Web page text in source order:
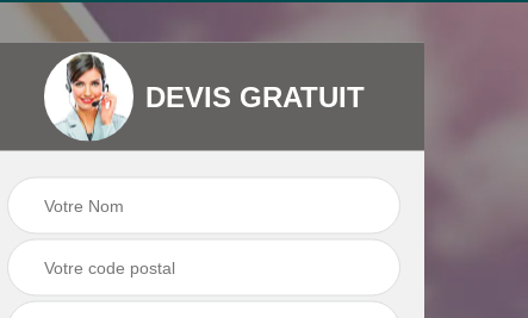
Hydrofuge coloré
pour toiture 39
d'urgence fuite
DEVIS GRATUIT